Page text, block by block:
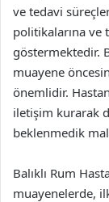
ve tedavi
politikalarına
göstermektedir.
muayene
önemlidir.
iletişim kurarak
beklenmedik
Balıklı Rum
muayenelerde,